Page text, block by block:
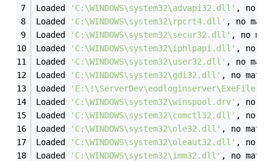
Loaded
'C:\WINDOWS\system32\advapi32.dll' , no
Loaded
'C:\WINDOWS\system32\rpcrt4.dll' , no
Loaded
'C:\WINDOWS\system32\secur32.dll' , no
Loaded
'C:\WINDOWS\system32\iphlpapi.dll' , no
Loaded
'C:\WINDOWS\system32\user32.dll' , no
Loaded
'C:\WINDOWS\system32\gdi32.dll' , no
Loaded
Loaded
'C:\WINDOWS\system32\winspool.drv' , no
Loaded
'C:\WINDOWS\system32\comctl32.dll' , no
Loaded
'C:\WINDOWS\system32\ole32.dll' , no
Loaded
'C:\WINDOWS\system32\oleaut32.dll' , no
Loaded
'C:\WINDOWS\system32\imm32.dll' , no